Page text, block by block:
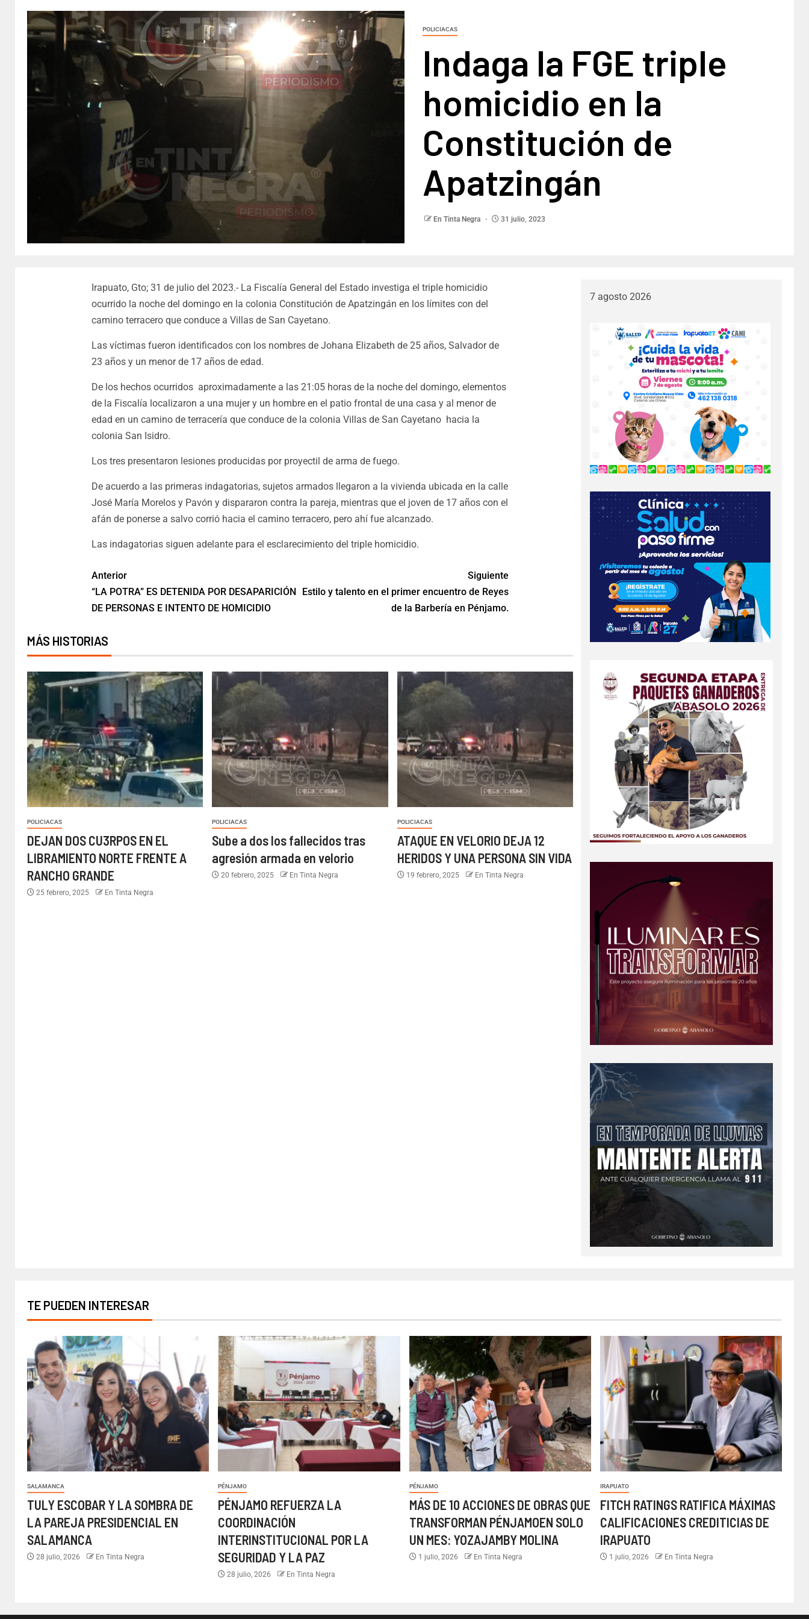
POLICIACAS
Indaga la FGE triple
homicidio en la
Constitución de
Apatzingán
En Tinta Negra 31 julio, 2023
Irapuato, Gto; 31 de julio del 2023.- La Fiscalía General del Estado investiga el triple homicidio
ocurrido la noche del domingo en la colonia Constitución de Apatzingán en los límites con del
camino terracero que conduce a Villas de San Cayetano.
Las víctimas fueron identificados con los nombres de Johana Elizabeth de 25 años, Salvador de
23 años y un menor de 17 años de edad.
De los hechos ocurridos aproximadamente a las 21:05 horas de la noche del domingo, elementos
de la Fiscalía localizaron a una mujer y un hombre en el patio frontal de una casa y al menor de
edad en un camino de terracería que conduce de la colonia Villas de San Cayetano hacia la
colonia San Isidro.
Los tres presentaron lesiones producidas por proyectil de arma de fuego.
De acuerdo a las primeras indagatorias, sujetos armados llegaron a la vivienda ubicada en la calle
José María Morelos y Pavón y dispararon contra la pareja, mientras que el joven de 17 años con el
afán de ponerse a salvo corrió hacia el camino terracero, pero ahí fue alcanzado.
Las indagatorias siguen adelante para el esclarecimiento del triple homicidio.
Anterior
“LA POTRA” ES DETENIDA POR DESAPARICIÓN
DE PERSONAS E INTENTO DE HOMICIDIO
Siguiente
Estilo y talento en el primer encuentro de Reyes
de la Barbería en Pénjamo.
MÁS HISTORIAS
POLICIACAS
DEJAN DOS CU3RPOS EN EL
LIBRAMIENTO NORTE FRENTE A
RANCHO GRANDE
25 febrero, 2025 En Tinta Negra
POLICIACAS
Sube a dos los fallecidos tras
agresión armada en velorio
20 febrero, 2025 En Tinta Negra
POLICIACAS
ATAQUE EN VELORIO DEJA 12
HERIDOS Y UNA PERSONA SIN VIDA
19 febrero, 2025 En Tinta Negra
7 agosto 2026
TE PUEDEN INTERESAR
SALAMANCA
TULY ESCOBAR Y LA SOMBRA DE
LA PAREJA PRESIDENCIAL EN
SALAMANCA
28 julio, 2026 En Tinta Negra
PÉNJAMO
PÉNJAMO REFUERZA LA
COORDINACIÓN
INTERINSTITUCIONAL POR LA
SEGURIDAD Y LA PAZ
28 julio, 2026 En Tinta Negra
PÉNJAMO
MÁS DE 10 ACCIONES DE OBRAS QUE
TRANSFORMAN PÉNJAMOEN SOLO
UN MES: YOZAJAMBY MOLINA
1 julio, 2026 En Tinta Negra
IRAPUATO
FITCH RATINGS RATIFICA MÁXIMAS
CALIFICACIONES CREDITICIAS DE
IRAPUATO
1 julio, 2026 En Tinta Negra